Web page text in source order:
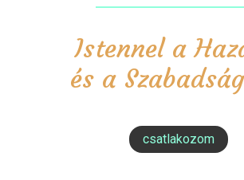
Istennel a
és a
csatlakozom